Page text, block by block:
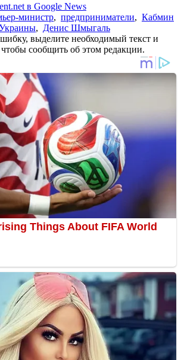
в Google News
министр, предприниматели, Кабмин
, Денис Шмыгаль
выделите необходимый текст и
сообщить об этом редакции.